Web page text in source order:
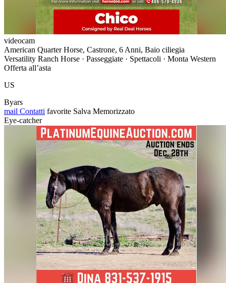
videocam
American Quarter Horse, Castrone, 6 Anni, Baio ciliegia
Versatility Ranch Horse · Passeggiate · Spettacoli · Monta Western
Offerta all’asta
US
Byars
mail Contatti favorite Salva Memorizzato
Eye-catcher